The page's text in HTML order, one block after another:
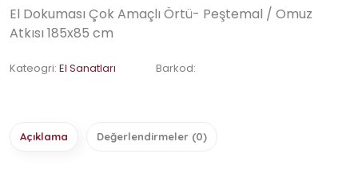
El Dokuması Çok Amaçlı Örtü- Peştemal / Omuz
Atkısı 185x85 cm
Kateogri: El Sanatları Barkod:
Açıklama Değerlendirmeler (0)